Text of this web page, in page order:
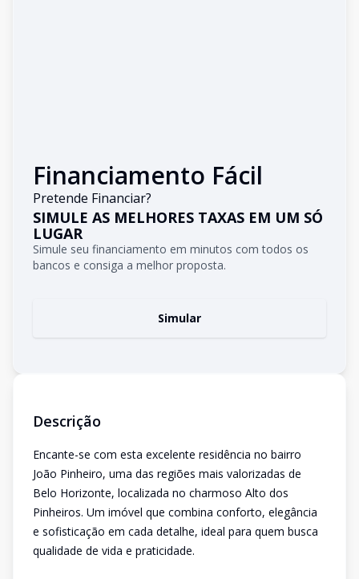
Financiamento Fácil
Pretende Financiar?
SIMULE AS MELHORES TAXAS EM UM SÓ
LUGAR
Simule seu financiamento em minutos com todos os
bancos e consiga a melhor proposta.
Simular
Descrição
Encante-se com esta excelente residência no bairro
João Pinheiro, uma das regiões mais valorizadas de
Belo Horizonte, localizada no charmoso Alto dos
Pinheiros. Um imóvel que combina conforto, elegância
e sofisticação em cada detalhe, ideal para quem busca
qualidade de vida e praticidade.